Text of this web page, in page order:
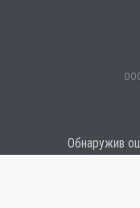
Обнаружив